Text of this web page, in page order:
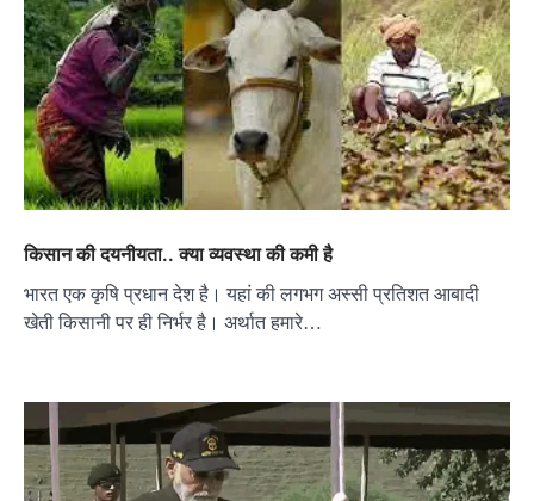
किसान की दयनीयता.. क्या व्यवस्था की कमी है
भारत एक कृषि प्रधान देश है। यहां की लगभग अस्सी प्रतिशत आबादी
खेती किसानी पर ही निर्भर है। अर्थात हमारे…